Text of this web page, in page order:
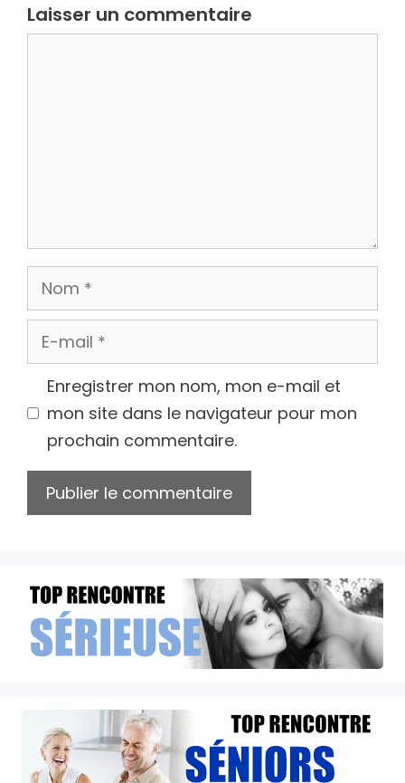
Laisser un commentaire
Nom
E-
mail
Enregistrer mon nom, mon e-mail et
mon site dans le navigateur pour mon
prochain commentaire.